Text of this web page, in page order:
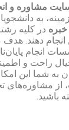
مشاوره و
به
در کلیه
دهند. هدف
انجام
خیال راحت و
به شما این
از
باشید.